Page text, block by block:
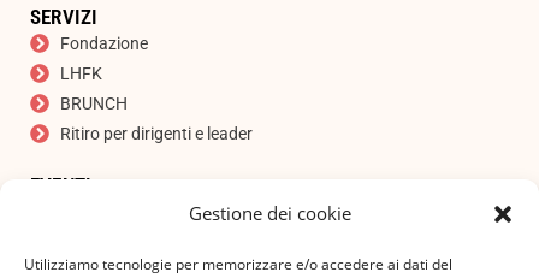
Gestione dei cookie
Utilizziamo tecnologie per memorizzare e/o accedere ai dati del
SERVIZI
Fondazione
LHFK
BRUNCH
Ritiro per dirigenti e leader
EVENTI
ISCRIVITI ALLA NOSTRA NEWSLETTER